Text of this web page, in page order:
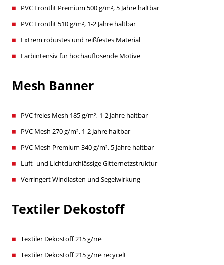
PVC Frontlit Premium 500 g/m², 5 Jahre haltbar
PVC Frontlit 510 g/m², 1-2 Jahre haltbar
Extrem robustes und reißfestes Material
Farbintensiv für hochauflösende Motive
Mesh Banner
PVC freies Mesh 185 g/m², 1-2 Jahre haltbar
PVC Mesh 270 g/m², 1-2 Jahre haltbar
PVC Mesh Premium 340 g/m², 5 Jahre haltbar
Luft- und Lichtdurchlässige Gitternetzstruktur
Verringert Windlasten und Segelwirkung
Textiler Dekostoff
Textiler Dekostoff 215 g/m²
Textiler Dekostoff 215 g/m² recycelt